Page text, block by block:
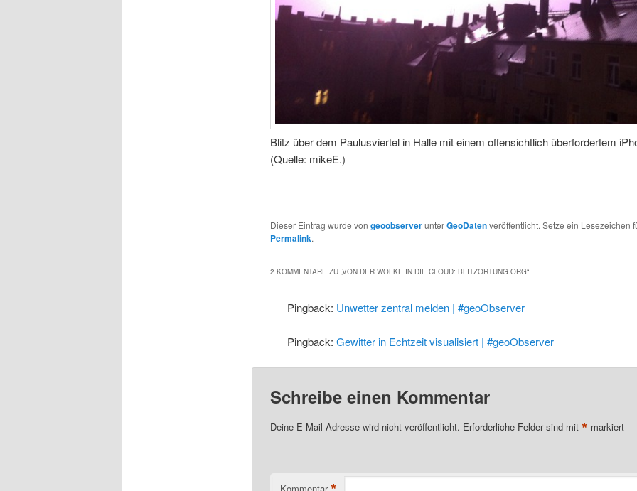
Blitz über dem Paulusviertel in Halle mit einem offensichtlich überfordertem
(Quelle: mikeE.)
Dieser Eintrag wurde von geoobserverunterGeoDatenveröffentlicht. Setze ein Lesezeichen
Permalink.
2 KOMMENTARE ZU „ VON DER WOLKE IN DIE CLOUD: BLITZORTUNG.ORG“
Pingback: Unwetter zentral melden | #geoObserver
Pingback:Gewitter in Echtzeit visualisiert | #geoObserver
Schreibe einen Kommentar
Deine E-Mail-Adresse wird nicht veröffentlicht. Erforderliche Felder sind mit * markiert